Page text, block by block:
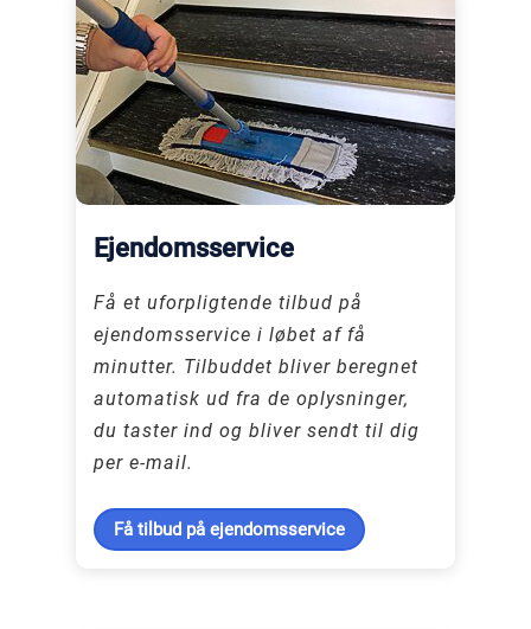
Ejendomsservice
Få et uforpligtende tilbud på
ejendomsservice i løbet af få
minutter. Tilbuddet bliver beregnet
automatisk ud fra de oplysninger,
du taster ind og bliver sendt til dig
per e-mail.
Få tilbud på ejendomsservice